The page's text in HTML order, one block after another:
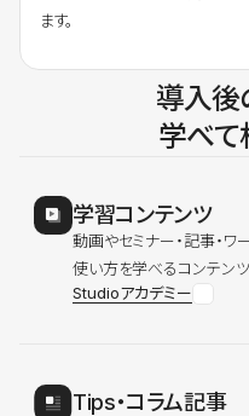
ます。
導入後
学べて
学習コンテンツ
動画やセミナー・記事・ワ
使い方を学べるコンテン
Studioアカデミー
Tips・コラム記事